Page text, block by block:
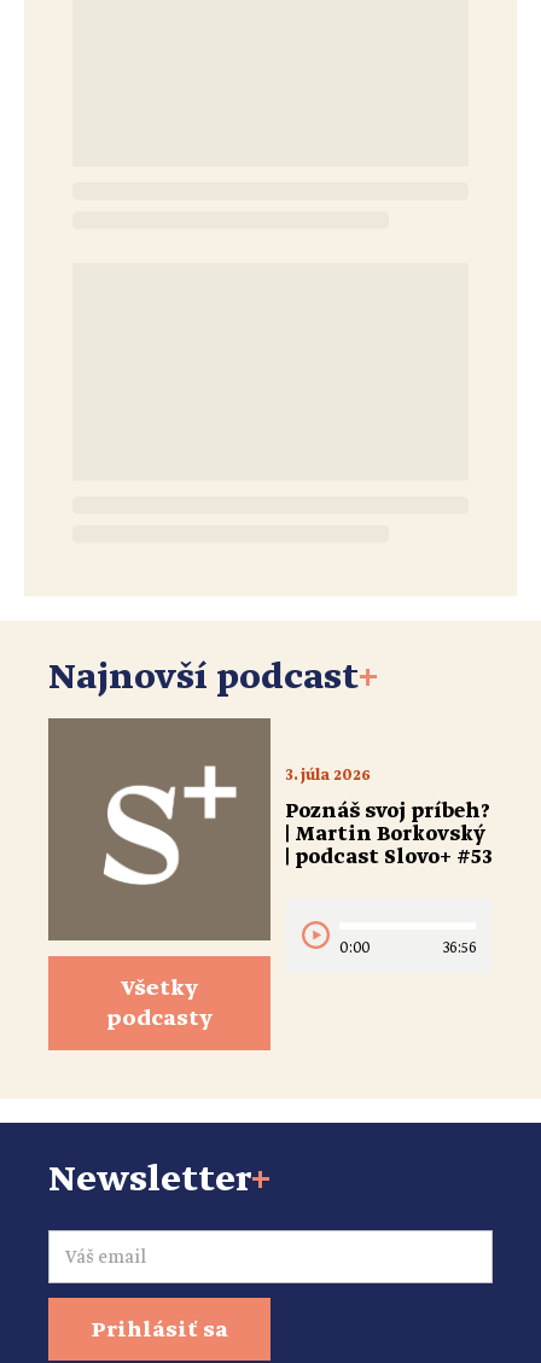
Najnovší podcast+
Všetky
podcasty
3. júla 2026
Poznáš svoj príbeh?
| Martin Borkovský
| podcast Slovo+ #53
0:00 36:56
Newsletter+
Email
Prihlásiť sa